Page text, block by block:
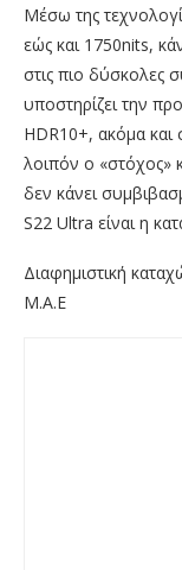
Μέσω της
εώς και 1750nits,
στις πιο δύσκολες
υποστηρίζει την
HDR10+, ακόμα και
λοιπόν ο «στόχος»
δεν κάνει
S22 Ultra είναι η
Διαφημιστική
Μ.Α.Ε